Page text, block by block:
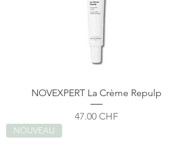
NOVEXPERT La Crème Repulp
Prix
47.00 CHF
NOUVEAU